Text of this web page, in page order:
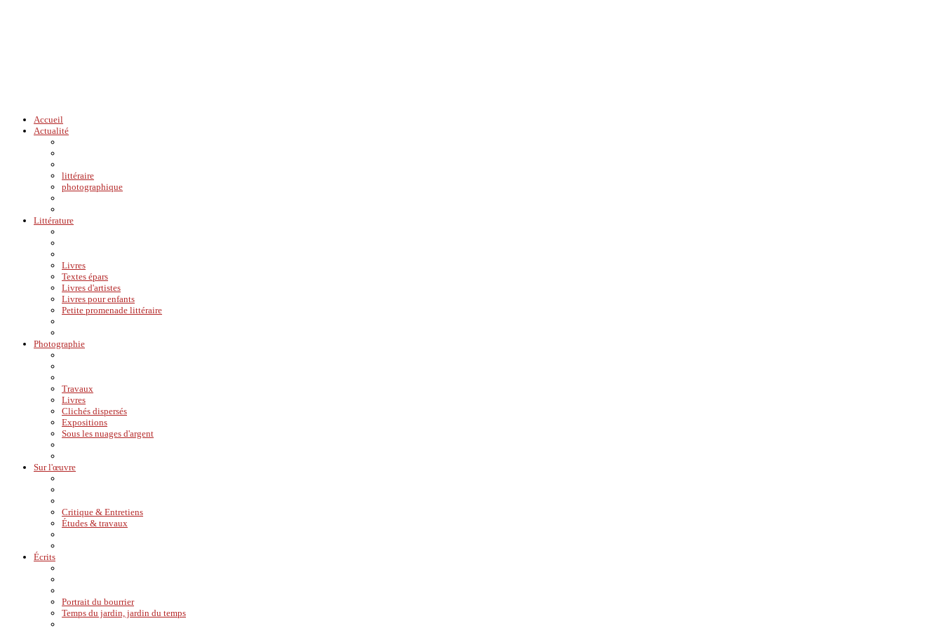
Accueil
Actualité
littéraire
photographique
Littérature
Livres
Textes épars
Livres d'artistes
Livres pour enfants
Petite promenade littéraire
Photographie
Travaux
Livres
Clichés dispersés
Expositions
Sous les nuages d'argent
Sur l'œuvre
Critique & Entretiens
Études & travaux
Écrits
Portrait du bourrier
Temps du jardin, jardin du temps